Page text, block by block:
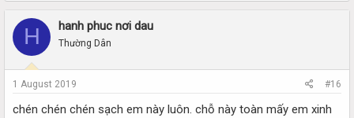
H hanh phuc nơi dau
Thường Dân
1 August 2019 #16
chén chén chén sạch em này luôn. chỗ này toàn mấy em xinh